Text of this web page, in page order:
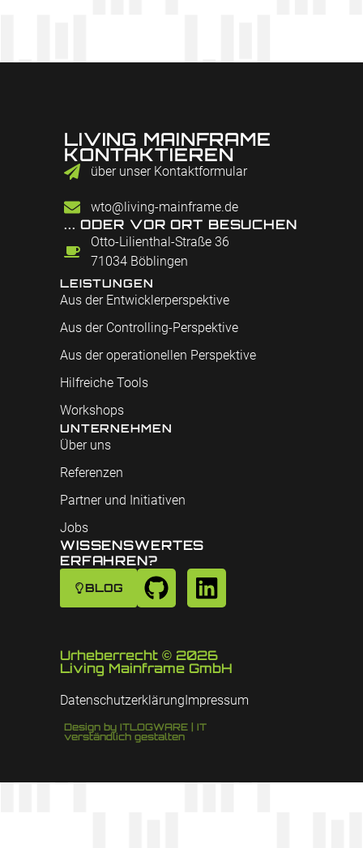
LIVING MAINFRAME
KONTAKTIEREN
über unser Kontaktformular
wto@living-mainframe.de
... ODER VOR ORT BESUCHEN
Otto-Lilienthal-Straße 36
71034 Böblingen
LEISTUNGEN
Aus der Entwicklerperspektive
Aus der Controlling-Perspektive
Aus der operationellen Perspektive
Hilfreiche Tools
Workshops
UNTERNEHMEN
Über uns
Referenzen
Partner und Initiativen
Jobs
WISSENSWERTES
ERFAHREN?
BLOG
Urheberrecht © 2026
Living Mainframe GmbH
DatenschutzerklärungImpressum
Design by ITLOGWARE | IT
verständlich gestalten